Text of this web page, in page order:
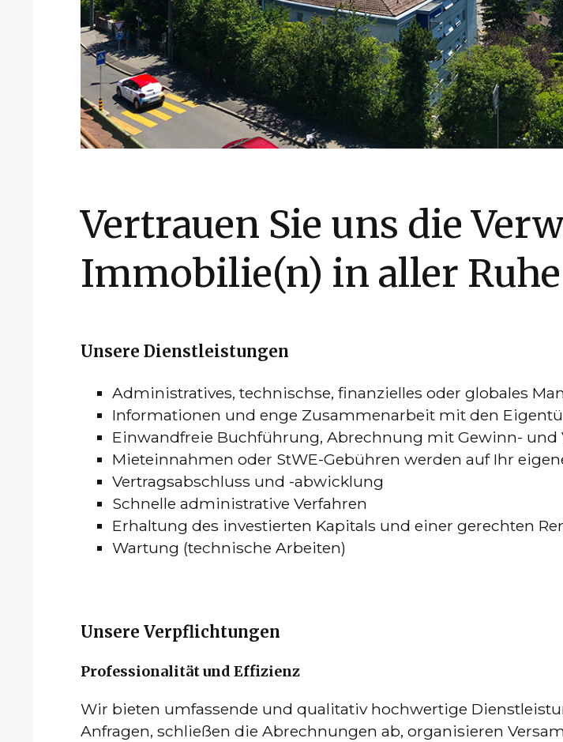
Vertrauen Sie uns die
Immobilie(n) in aller
Unsere Dienstleistungen
Administratives, technischse, finanzielles oder globales
Informationen und enge Zusammenarbeit mit den
Einwandfreie Buchführung, Abrechnung mit Gewinn- und
Mieteinnahmen oder StWE-Gebühren werden auf Ihr
Vertragsabschluss und -abwicklung
Schnelle administrative Verfahren
Erhaltung des investierten Kapitals und einer gerechten
Wartung (technische Arbeiten)
Unsere Verpflichtungen
Professionalität und Effizienz
Wir bieten umfassende und qualitativ hochwertige
Anfragen, schließen die Abrechnungen ab, organisieren